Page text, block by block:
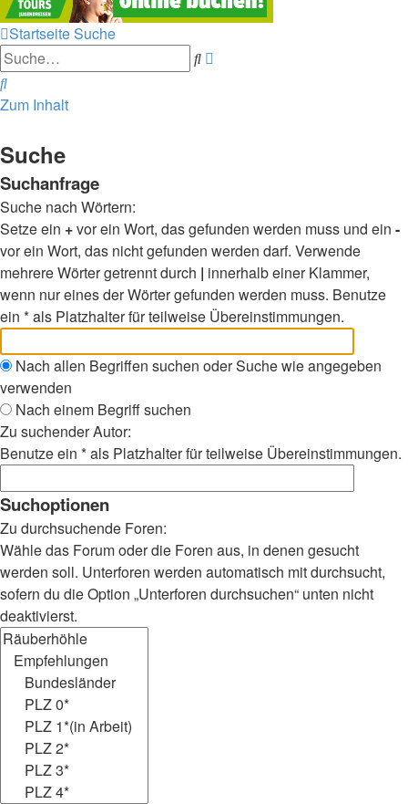
StartseiteSuche
Suche
Suche
Zum Inhalt
Suche
Suchanfrage
Suche nach Wörtern:
Setze ein +vor ein Wort, das gefunden werden muss und ein -
vor ein Wort, das nicht gefunden werden darf. Verwende
mehrere Wörter getrennt durch | innerhalb einer Klammer,
wenn nur eines der Wörter gefunden werden muss. Benutze
ein * als Platzhalter für teilweise Übereinstimmungen.
Nach allen Begriffen suchen oder Suche wie angegeben
verwenden
Nach einem Begriff suchen
Zu suchender Autor:
Benutze ein * als Platzhalter für teilweise Übereinstimmungen.
Suchoptionen
Zu durchsuchende Foren:
Wähle das Forum oder die Foren aus, in denen gesucht
werden soll. Unterforen werden automatisch mit durchsucht,
sofern du die Option „Unterforen durchsuchen“ unten nicht
deaktivierst.